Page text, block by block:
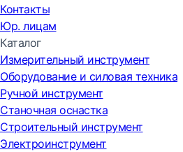
Контакты
Юр. лицам
Каталог
Измерительный инструмент
Оборудование и силовая техника
Ручной инструмент
Станочная оснастка
Строительный инструмент
Электроинструмент